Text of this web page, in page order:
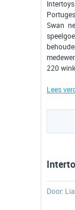
Swan
220
Lees
Door: